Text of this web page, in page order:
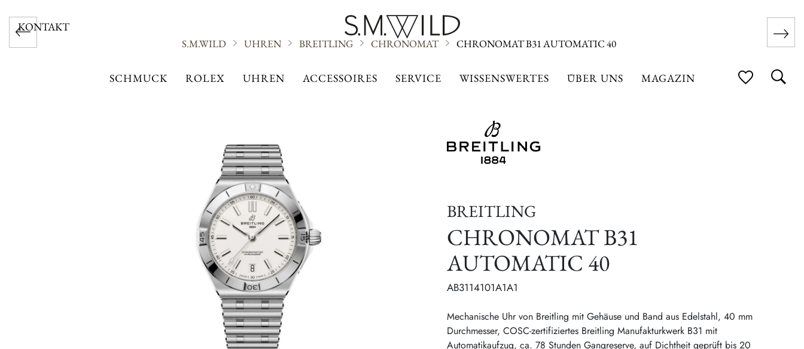
KONTAKT
SCHMUCK ROLEX UHREN ACCESSOIRES SERVICE WISSENSWERTES ÜBER UNS MAGAZIN
S.M.WILD UHREN BREITLING CHRONOMAT CHRONOMAT B31 AUTOMATIC 40
BREITLING
CHRONOMAT B31
AUTOMATIC 40
AB3114101A1A1
Mechanische Uhr von Breitling mit Gehäuse und Band aus Edelstahl, 40 mm
Durchmesser, COSC-zertifiziertes Breitling Manufakturkwerk B31 mit
Automatikaufzug, ca. 78 Stunden Gangreserve, auf Dichtheit geprüft bis 20